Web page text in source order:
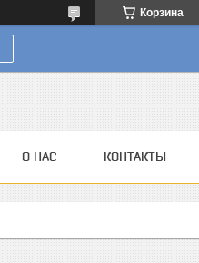
Корзина
О НАС КОНТАКТЫ